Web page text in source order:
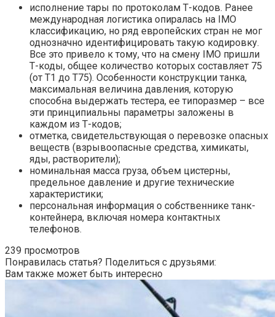
исполнение тары по протоколам Т-кодов. Ранее
международная логистика опиралась на IMO
классификацию, но ряд европейских стран не мог
однозначно идентифицировать такую кодировку.
Все это привело к тому, что на смену IMO пришли
Т-коды, общее количество которых составляет 75
(от Т1 до Т75). Особенности конструкции танка,
максимальная величина давления, которую
способна выдержать тестера, ее типоразмер – все
эти принципиальны параметры заложены в
каждом из Т-кодов;
отметка, свидетельствующая о перевозке опасных
веществ (взрывоопасные средства, химикаты,
яды, растворители);
номинальная масса груза, объем цистерны,
предельное давление и другие технические
характеристики;
персональная информация о собственнике танк-
контейнера, включая номера контактных
телефонов.
239 просмотров
Понравилась статья? Поделиться с друзьями:
Вам также может быть интересно